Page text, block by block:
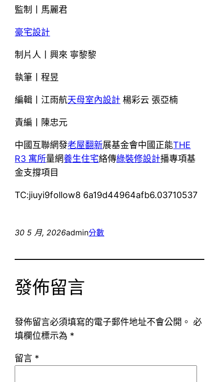
監制丨馬麗君
豪宅設計
制片人丨興來 寧黎黎
執筆丨程昱
編輯丨江雨航天母室內設計 楊彩云 張亞楠
責編丨陳忠元
中國互聯網發老屋翻新展基金會中國正能THE
R3 寓所量網養生住宅絡傳綠裝修設計播專項基
金支撐項目
TC:jiuyi9follow8 6a19d44964afb6.03710537
30 5 月, 2026admin分數
發佈留言
發佈留言必須填寫的電子郵件地址不會公開。 必
填欄位標示為 *
留言 *